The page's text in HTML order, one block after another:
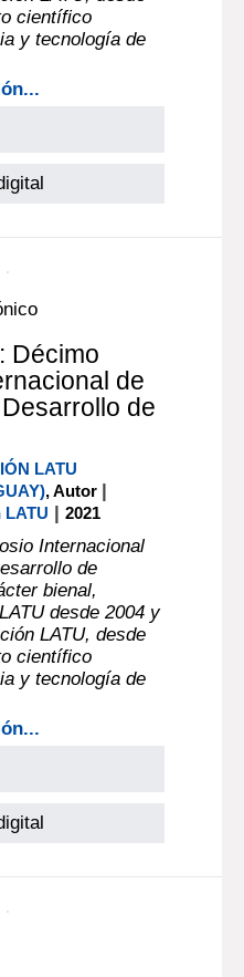
(LATU)
Internacional
de
bienal,
desde 2004 y
LATU, desde
científico
y tecnología de
Décimo
de
de
LATU
, Autor|
LATU|2021
Internacional
de
bienal,
desde 2004 y
LATU, desde
científico
y tecnología de